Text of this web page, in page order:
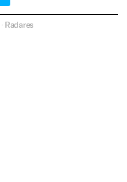
· Radares